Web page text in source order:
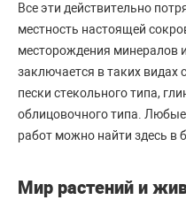
Все эти действительно
местность настоящей
месторождения минералов
заключается в таких видах
пески стекольного типа,
облицовочного типа.
работ можно найти здесь в
Мир растений и